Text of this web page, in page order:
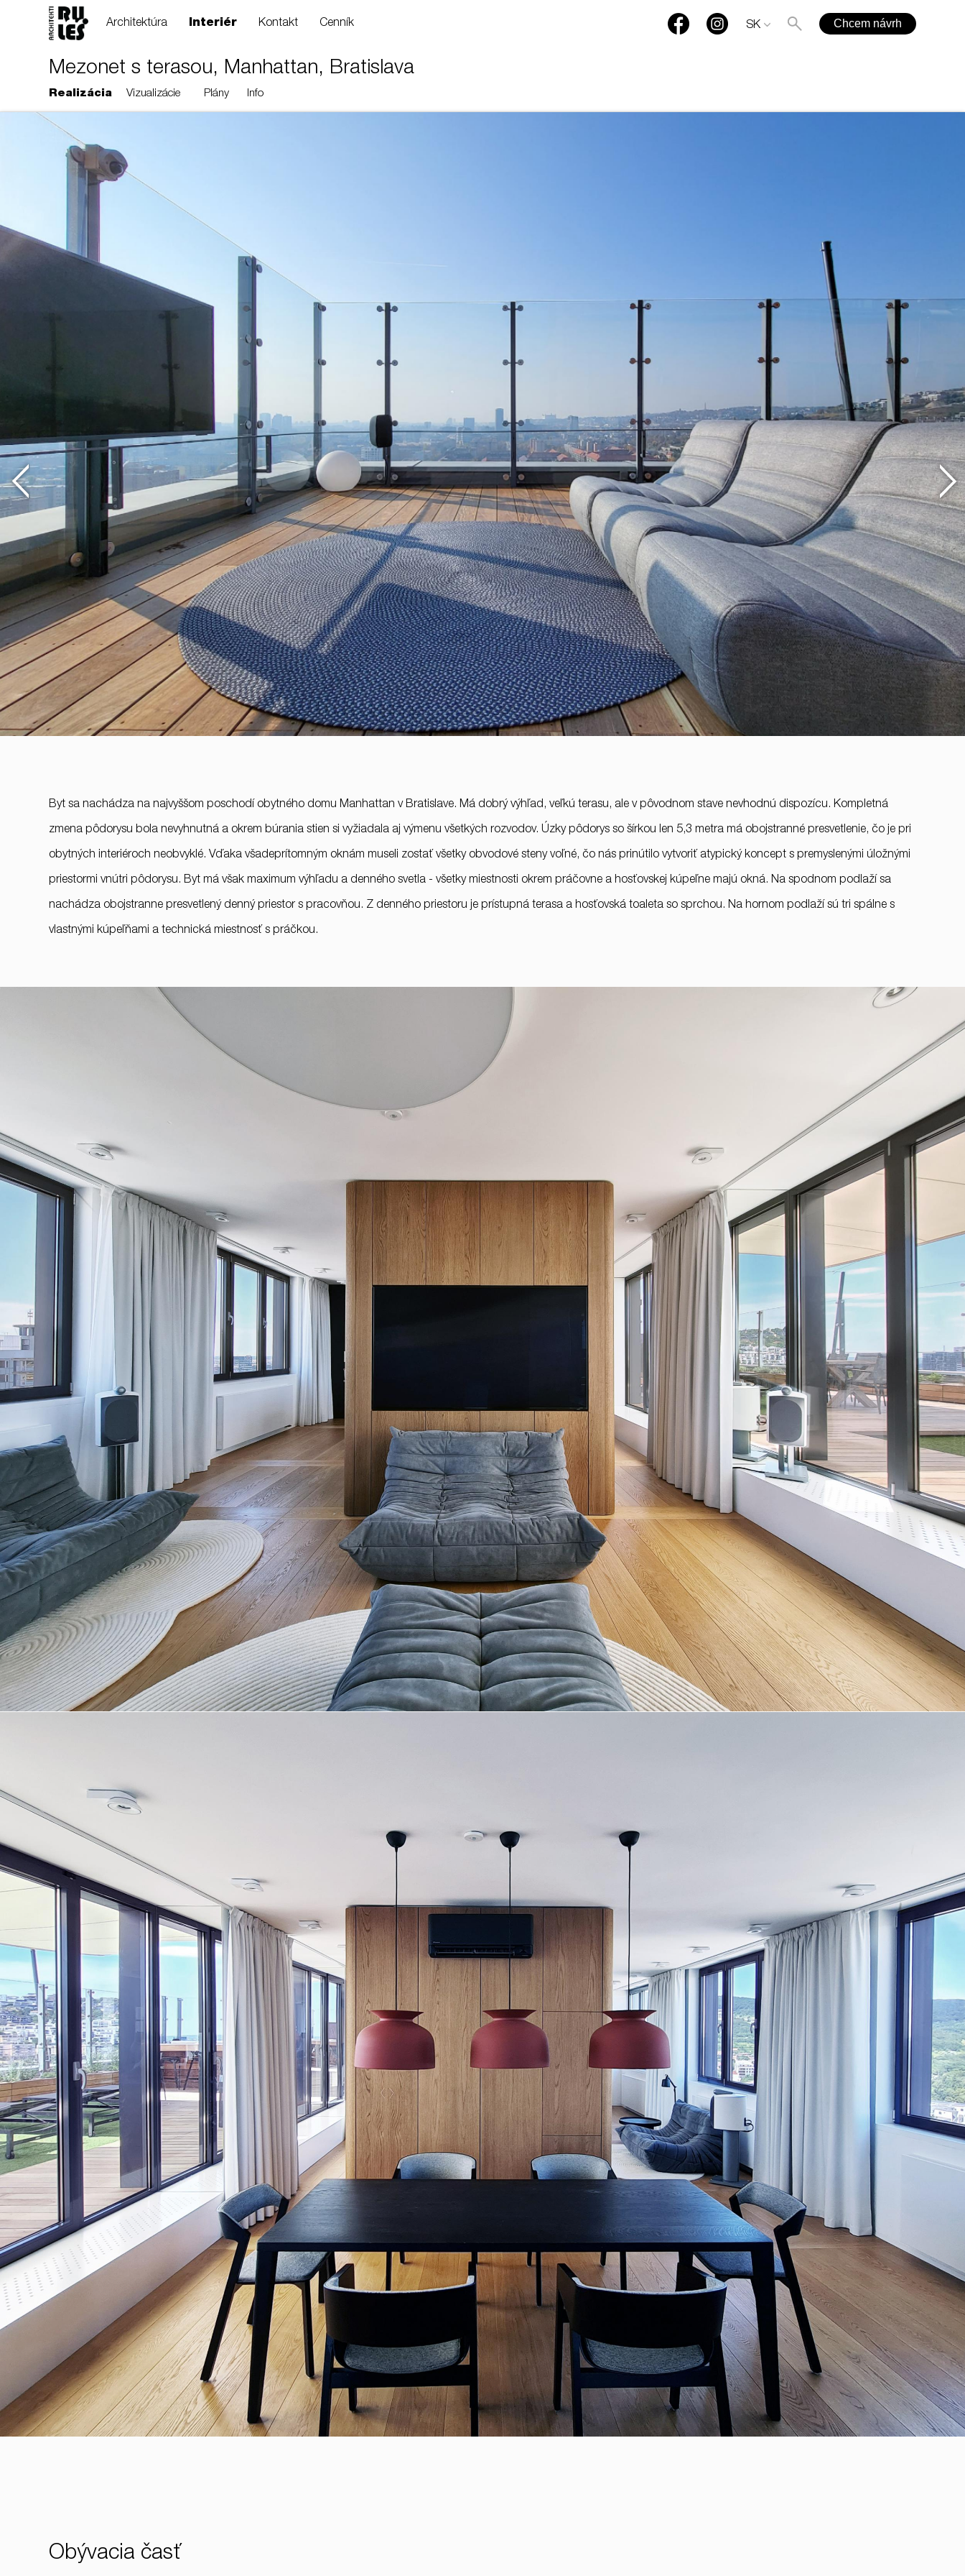
Architektúra Interiér Kontakt Cenník SK Chcem návrh
Mezonet s terasou, Manhattan, Bratislava
Realizácia Vizualizácie Plány Info
Byt sa nachádza na najvyššom poschodí obytného domu Manhattan v Bratislave. Má dobrý výhľad, veľkú terasu, ale v pôvodnom stave nevhodnú dispozícu. Kompletná
zmena pôdorysu bola nevyhnutná a okrem búrania stien si vyžiadala aj výmenu všetkých rozvodov. Úzky pôdorys so šírkou len 5,3 metra má obojstranné presvetlenie, čo je pri
obytných interiéroch neobvyklé. Vďaka všadeprítomným oknám museli zostať všetky obvodové steny voľné, čo nás prinútilo vytvoriť atypický koncept s premyslenými úložnými
priestormi vnútri pôdorysu. Byt má však maximum výhľadu a denného svetla - všetky miestnosti okrem práčovne a hosťovskej kúpeľne majú okná. Na spodnom podlaží sa
nachádza obojstranne presvetlený denný priestor s pracovňou. Z denného priestoru je prístupná terasa a hosťovská toaleta so sprchou. Na hornom podlaží sú tri spálne s
vlastnými kúpeľňami a technická miestnosť s práčkou.
Obývacia časť
RULES, s.r.o., Klincová
37/B, 821 08
+421 901 77 44 00